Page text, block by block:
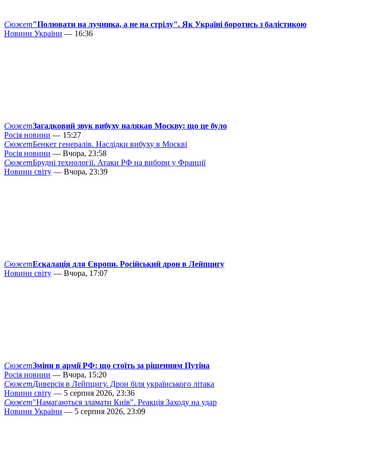
Сюжет"Полювати на лучника, а не на стрілу". Як Україні боротись з балістикою
Новини України — 16:36
СюжетЗагадковий звук вибуху налякав Москву: що це було
Росія новини — 15:27
СюжетБенкет генералів. Наслідки вибуху в Москві
Росія новини — Вчора, 23:58
СюжетБрудні технології. Атаки РФ на вибори у Франції
Новини світу — Вчора, 23:39
СюжетЕскалація для Європи. Російський дрон в Лейпцигу
Новини світу — Вчора, 17:07
СюжетЗміни в армії РФ: що стоїть за рішенням Путіна
Росія новини — Вчора, 15:20
СюжетДиверсія в Лейпцигу. Дрон біля українського літака
Новини світу — 5 серпня 2026, 23:36
Сюжет"Намагаються зламати Київ". Реакція Заходу на удар
Новини України — 5 серпня 2026, 23:09